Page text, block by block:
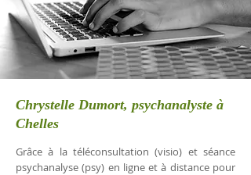
Chrystelle Dumort, psychanalyste à
Chelles
Grâce à la téléconsultation (visio) et séance
psychanalyse (psy) en ligne et à distance pour